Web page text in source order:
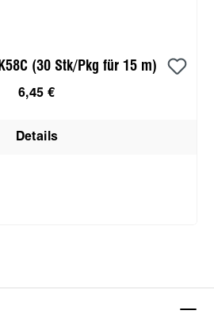
(30 Stk/Pkg für 15 m)
6,45 €
Details